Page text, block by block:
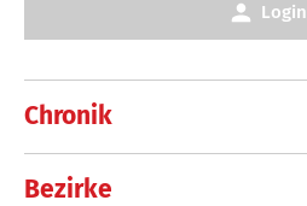
Chronik
Bezirke
Login